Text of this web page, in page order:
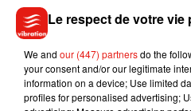
Julien Lieb
Le respect de votre
We and our (447) partnersdo the
your consent and/or our legitimate
information on a device; Use limited
profiles for personalised advertising;